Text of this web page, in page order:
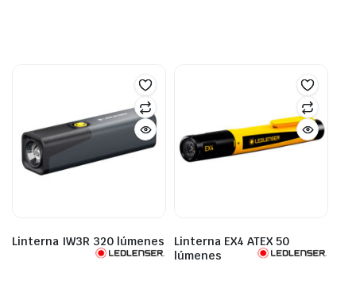
Linterna IW3R 320 lúmenes
Linterna EX4 ATEX 50
lúmenes